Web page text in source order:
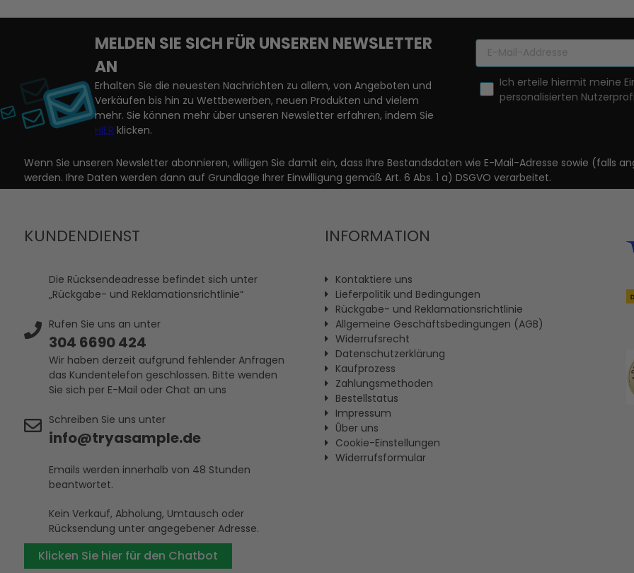
MELDEN SIE SICH FÜR UNSEREN NEWSLETTER
AN
Erhalten Sie die neuesten Nachrichten zu allem, von Angeboten und
Verkäufen bis hin zu Wettbewerben, neuen Produkten und vielem
mehr. Sie können mehr über unseren Newsletter erfahren, indem Sie
HIER klicken.
Ich erteile hiermit meine
personalisierten
Wenn Sie unseren Newsletter abonnieren, willigen Sie damit ein, dass Ihre Bestandsdaten wie E-Mail-Adresse sowie (falls
werden. Ihre Daten werden dann auf Grundlage Ihrer Einwilligung gemäß Art. 6 Abs. 1 a) DSGVO verarbeitet.
KUNDENDIENST
Die Rücksendeadresse befindet sich unter
„Rückgabe- und Reklamationsrichtlinie“
Rufen Sie uns an unter
304 6690 424
Wir haben derzeit aufgrund fehlender Anfragen
das Kundentelefon geschlossen. Bitte wenden
Sie sich per E-Mail oder Chat an uns
Schreiben Sie uns unter
info@tryasample.de
Emails werden innerhalb von 48 Stunden
beantwortet.
Kein Verkauf, Abholung, Umtausch oder
Rücksendung unter angegebener Adresse.
Klicken Sie hier für den Chatbot
INFORMATION
Kontaktiere uns
Lieferpolitik und Bedingungen
Rückgabe- und Reklamationsrichtlinie
Allgemeine Geschäftsbedingungen (AGB)
Widerrufsrecht
Datenschutzerklärung
Kaufprozess
Zahlungsmethoden
Bestellstatus
Impressum
Ûber uns
Cookie-Einstellungen
Widerrufsformular